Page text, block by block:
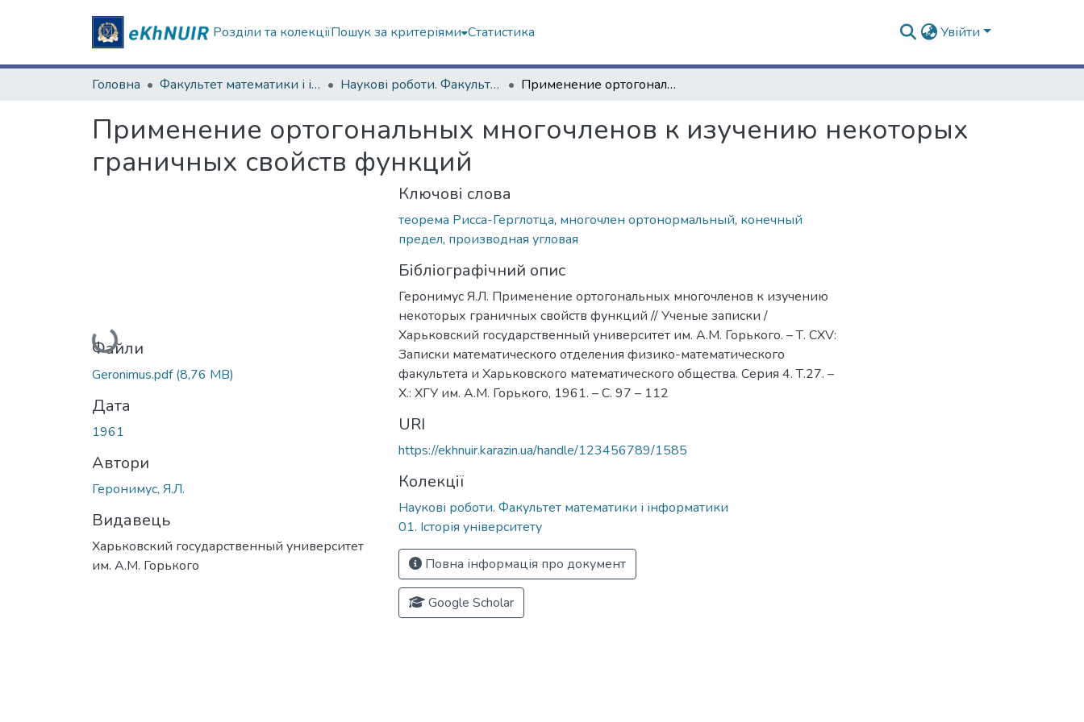
Розділи та колекціїПошук за критеріями Статистика Увійти
Головна Факультет математики і інформатики Наукові роботи. Факультет математики і інформатики Применение ортогональных многочленов к изучению некоторых граничных свойств функций
Применение ортогональных многочленов к изучению некоторых
граничных свойств функций
Вантажиться...
Файли
Geronimus.pdf(8,76 MB)
Дата
1961
Автори
Геронимус, Я.Л.
Видавець
Харьковский государственный университет
им. А.М. Горького
Ключові слова
теорема Рисса-Герглотца, многочлен ортонормальный, конечный
предел, производная угловая
Бібліографічний опис
Геронимус Я.Л. Применение ортогональных многочленов к изучению
некоторых граничных свойств функций // Ученые записки /
Харьковский государственный университет им. А.М. Горького. – Т. СХV:
Записки математического отделения физико-математического
факультета и Харьковского математического общества. Серия 4. Т.27. –
Х.: ХГУ им. А.М. Горького, 1961. – С. 97 – 112
URI
https://ekhnuir.karazin.ua/handle/123456789/1585
Колекції
Наукові роботи. Факультет математики і інформатики
01. Історія університету
Повна інформація про документ
Google Scholar